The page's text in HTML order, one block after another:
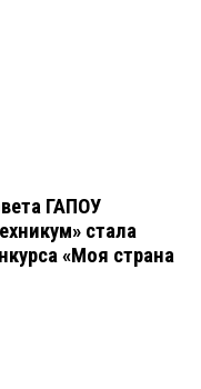
ГАПОУ
стала
«Моя страна